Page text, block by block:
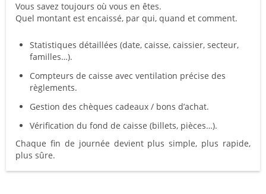
Vous savez toujours où vous en êtes.
Quel montant est encaissé, par qui, quand et comment.
Statistiques détaillées (date, caisse, caissier, secteur,
familles…).
Compteurs de caisse avec ventilation précise des
règlements.
Gestion des chèques cadeaux / bons d’achat.
Vérification du fond de caisse (billets, pièces…).
Chaque fin de journée devient plus simple, plus rapide,
plus sûre.